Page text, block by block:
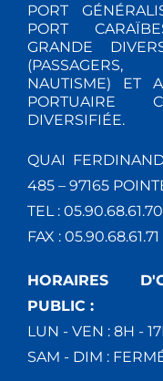
PORT
PORT
GRANDE
(PASSAGERS,
NAUTISME) ET
PORTUAIRE
DIVERSIFIÉE.
QUAI
485 – 97165
TEL : 05.90.68.61.70
FAX : 05.90.68.61.71
HORAIRES
PUBLIC :
LUN - VEN : 8H -
SAM - DIM :